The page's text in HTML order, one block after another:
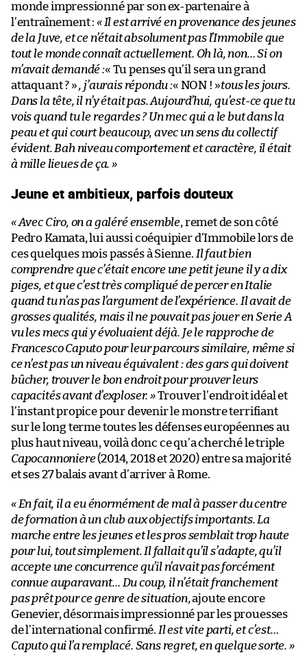
monde impressionné par son ex-partenaire à
l’entraînement : « Il est arrivé en provenance des jeunes
de la Juve, et ce n’était absolument pas l’Immobile que
tout le monde connaît actuellement. Oh là, non… Si on
m’avait demandé :« Tu penses qu’il sera un grand
attaquant ? », j’aurais répondu :« NON ! »tous les jours.
Dans la tête, il n’y était pas. Aujourd’hui, qu’est-ce que tu
vois quand tu le regardes ? Un mec qui a le but dans la
peau et qui court beaucoup, avec un sens du collectif
évident. Bah niveau comportement et caractère, il était
à mille lieues de ça. »
Jeune et ambitieux, parfois douteux
« Avec Ciro, on a galéré ensemble, remet de son côté
Pedro Kamata, lui aussi coéquipier d’Immobile lors de
ces quelques mois passés à Sienne. Il faut bien
comprendre que c’était encore une petit jeune il y a dix
piges, et que c’est très compliqué de percer en Italie
quand tu n’as pas l’argument de l’expérience. Il avait de
grosses qualités, mais il ne pouvait pas jouer en Serie A
vu les mecs qui y évoluaient déjà. Je le rapproche de
Francesco Caputo pour leur parcours similaire, même si
ce n’est pas un niveau équivalent : des gars qui doivent
bûcher, trouver le bon endroit pour prouver leurs
capacités avant d’exploser. »Trouver l’endroit idéal et
l’instant propice pour devenir le monstre terrifiant
sur le long terme toutes les défenses européennes au
plus haut niveau, voilà donc ce qu’a cherché le triple
Capocannoniere(2014, 2018 et 2020) entre sa majorité
et ses 27 balais avant d’arriver à Rome.
« En fait, il a eu énormément de mal à passer du centre
de formation à un club aux objectifs importants. La
marche entre les jeunes et les pros semblait trop haute
pour lui, tout simplement. Il fallait qu’il s’adapte, qu’il
accepte une concurrence qu’il n’avait pas forcément
connue auparavant… Du coup, il n’était franchement
pas prêt pour ce genre de situation, ajoute encore
Genevier, désormais impressionné par les prouesses
de l’international confirmé. Il est vite parti, et c’est…
Caputo qui l’a remplacé. Sans regret, en quelque sorte. »